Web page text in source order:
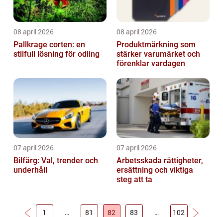
08 april 2026
Pallkrage corten: en
stilfull lösning för odling
08 april 2026
Produktmärkning som
stärker varumärket och
förenklar vardagen
07 april 2026
Bilfärg: Val, trender och
underhåll
07 april 2026
Arbetsskada rättigheter,
ersättning och viktiga
steg att ta
1 … 81 82 83 … 102